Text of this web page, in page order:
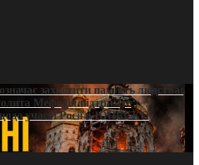
захистити пам’ять людства:
Мефодія підтримує
участі Росії в ЮНЕСКО